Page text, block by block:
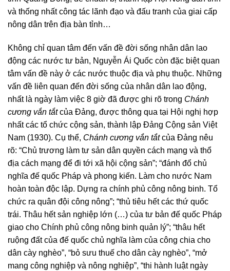
và thống nhất công tác lãnh đạo và đấu tranh của giai cấp
nông dân trên địa bàn tỉnh…
Không chỉ quan tâm đến vấn đề đời sống nhân dân lao
động các nước tư bản, Nguyễn Ái Quốc còn đặc biệt quan
tâm vấn đề này ở các nước thuộc địa và phụ thuộc. Những
vấn đề liên quan đến đời sống của nhân dân lao động,
nhất là ngày làm việc 8 giờ đã được ghi rõ trong Chánh
cương vắn tắtcủa Đảng, được thông qua tại Hội nghị hợp
nhất các tổ chức cộng sản, thành lập Đảng Cộng sản Việt
Nam (1930). Cụ thể, Chánh cương vắn tắtcủa Đảng nêu
rõ: “Chủ trương làm tư sản dân quyền cách mạng và thổ
địa cách mạng để đi tới xã hội cộng sản”; “đánh đổ chủ
nghĩa đế quốc Pháp và phong kiến. Làm cho nước Nam
hoàn toàn độc lập. Dựng ra chính phủ công nông binh. Tổ
chức ra quân đội công nông”; “thủ tiêu hết các thứ quốc
trái. Thâu hết sản nghiệp lớn (…) của tư bản đế quốc Pháp
giao cho Chính phủ công nông binh quản lý”; “thâu hết
ruộng đất của đế quốc chủ nghĩa làm của công chia cho
dân cày nghèo”, “bỏ sưu thuế cho dân cày nghèo”, “mở
mang công nghiệp và nông nghiệp”, “thi hành luật ngày